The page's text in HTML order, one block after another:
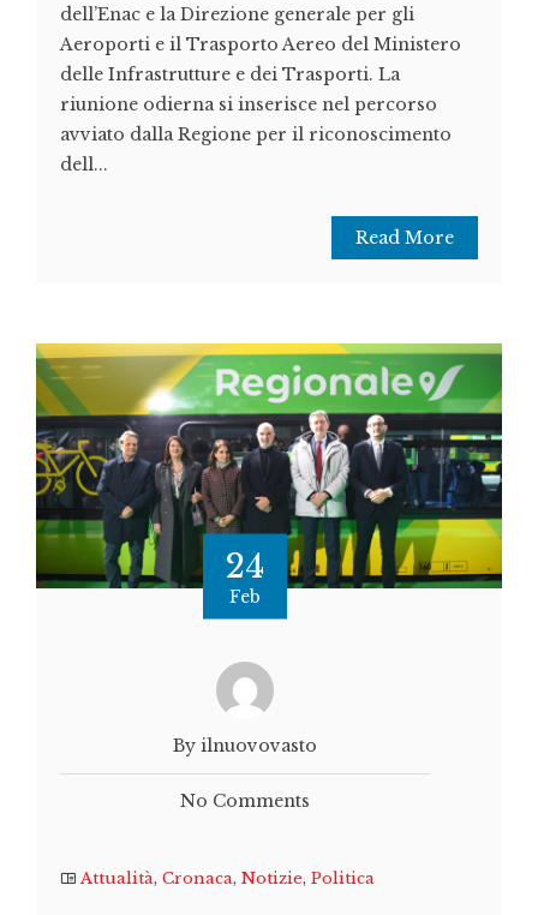
dell’Enac e la Direzione generale per gli
Aeroporti e il Trasporto Aereo del Ministero
delle Infrastrutture e dei Trasporti. La
riunione odierna si inserisce nel percorso
avviato dalla Regione per il riconoscimento
dell...
Read More
24
Feb
By ilnuovovasto
No Comments
Attualità, Cronaca, Notizie, Politica